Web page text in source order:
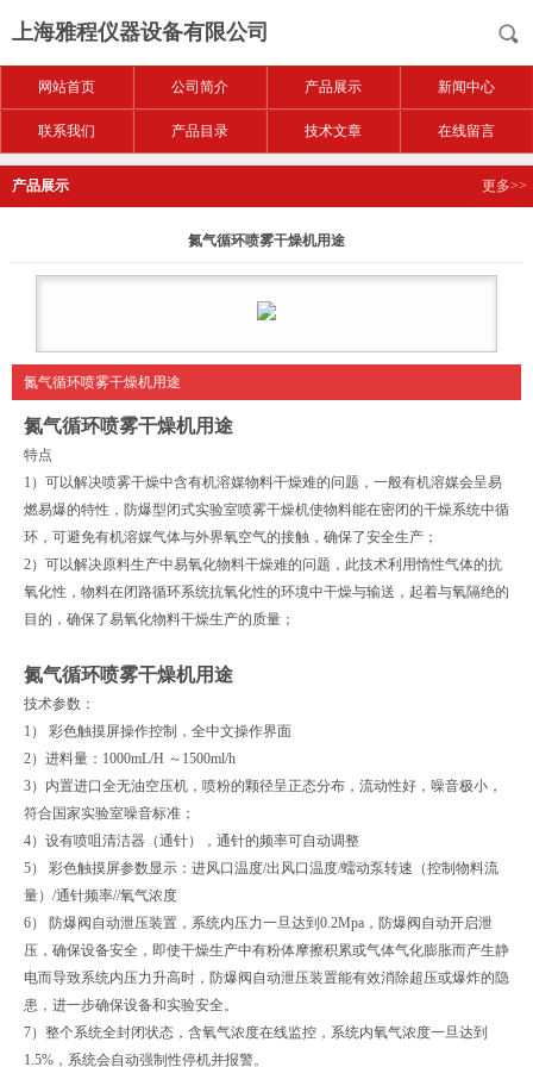
上海雅程仪器设备有限公司
网站首页 公司简介 产品展示 新闻中心
联系我们 产品目录 技术文章 在线留言
产品展示 更多>>
氮气循环喷雾干燥机用途
氮气循环喷雾干燥机用途
氮气循环喷雾干燥机用途
特点
1）可以解决喷雾干燥中含有机溶媒物料干燥难的问题，一般有机溶媒会呈易
燃易爆的特性，防爆型闭式实验室喷雾干燥机使物料能在密闭的干燥系统中循
环，可避免有机溶媒气体与外界氧空气的接触，确保了安全生产；
2）可以解决原料生产中易氧化物料干燥难的问题，此技术利用惰性气体的抗
氧化性，物料在闭路循环系统抗氧化性的环境中干燥与输送，起着与氧隔绝的
目的，确保了易氧化物料干燥生产的质量；
氮气循环喷雾干燥机用途
技术参数：
1） 彩色触摸屏操作控制，全中文操作界面
2）进料量：1000mL/H ～1500ml/h
3）内置进口全无油空压机，喷粉的颗径呈正态分布，流动性好，噪音极小，
符合国家实验室噪音标准；
4）设有喷咀清洁器（通针），通针的频率可自动调整
5） 彩色触摸屏参数显示：进风口温度/出风口温度/蠕动泵转速（控制物料流
量）/通针频率//氧气浓度
6） 防爆阀自动泄压装置，系统内压力一旦达到0.2Mpa，防爆阀自动开启泄
压，确保设备安全，即使干燥生产中有粉体摩擦积累或气体气化膨胀而产生静
电而导致系统内压力升高时，防爆阀自动泄压装置能有效消除超压或爆炸的隐
患，进一步确保设备和实验安全。
7）整个系统全封闭状态，含氧气浓度在线监控，系统内氧气浓度一旦达到
1.5%，系统会自动强制性停机并报警。